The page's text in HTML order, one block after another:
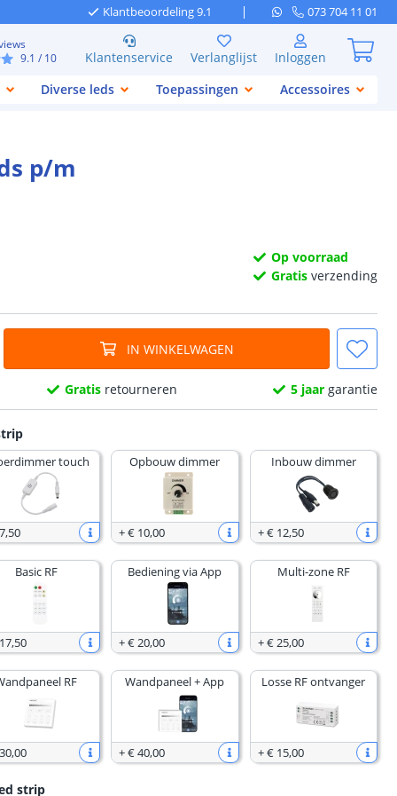
Klantbeoordeling 9.1 073 704 11 01
9.1 / 10 Klantenservice Verlanglijst
Inloggen
Diverse leds Toepassingen Accessoires
p/m
Op voorraad
Gratis verzending
IN WINKELWAGEN
Gratis retourneren 5 jaargarantie
touch
,50
Opbouw dimmer
+€ 10,00
Inbouw dimmer
+€ 12,50
Basic RF
,50
Bediening via App
+€ 20,00
Multi-zone RF
+€ 25,00
RF
,00
Wandpaneel + App
+€ 40,00
Losse RF ontvanger
+€ 15,00
strip